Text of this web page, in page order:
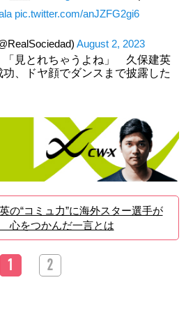
pic.twitter.com/anJZFG2gi6
August 2, 2023
「見とれちゃうよね」 久保建英
、ドヤ顔でダンスまで披露した
の“コミュ力”に海外スター選手が
心をつかんだ一言とは
1 2